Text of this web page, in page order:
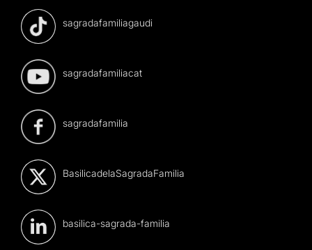
sagradafamiliagaudi
sagradafamiliacat
sagradafamilia
BasilicadelaSagradaFamilia
basilica-sagrada-familia